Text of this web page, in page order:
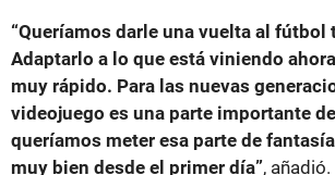
“Queríamos darle una vuelta al fútbol
Adaptarlo a lo que está viniendo
muy rápido. Para las nuevas
videojuego es una parte importante
queríamos meter esa parte de
muy bien desde el primer día”, añadió.